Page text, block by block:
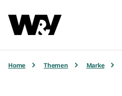
Home Themen Marke